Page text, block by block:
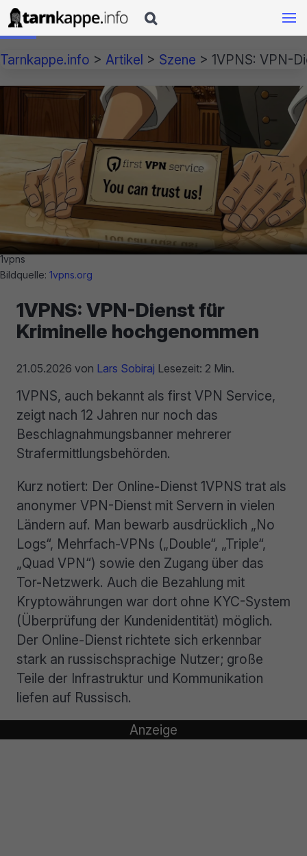

Tarnkappe.info > Artikel > Szene > 1VPNS: VPN-
1vpns
Bildquelle: 1vpns.org
1VPNS: VPN-Dienst für
Kriminelle hochgenommen
21.05.2026 von Lars Sobiraj Lesezeit: 2 Min.
1VPNS, auch bekannt als first VPN Service,
zeigt nach 12 Jahren nur noch das
Beschlagnahmungsbanner mehrerer
Strafermittlungsbehörden.
Kurz notiert: Der Online-Dienst 1VPNS trat als
anonymer VPN-Dienst mit Servern in vielen
Ländern auf. Man bewarb ausdrücklich „No
Logs“, Mehrfach-VPNs („Double“, „Triple“,
„Quad VPN“) sowie den Zugang über das
Tor-Netzwerk. Auch die Bezahlung mit
Kryptowährungen war dort ohne KYC-System
(Überprüfung der Kundenidentität) möglich.
Der Online-Dienst richtete sich erkennbar
stark an russischsprachige Nutzer; große
Teile der Infrastruktur und Kommunikation
liefen auf Russisch.